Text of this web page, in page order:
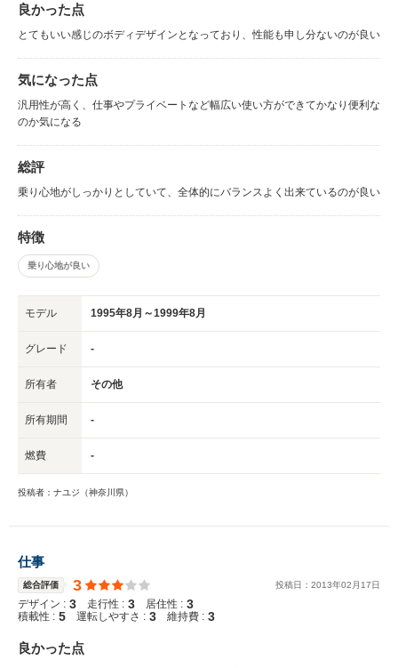
良かった点
とてもいい感じのボディデザインとなっており、性能も申し分ないのが良い
気になった点
汎用性が高く、仕事やプライベートなど幅広い使い方ができてかなり便利な
のか気になる
総評
乗り心地がしっかりとしていて、全体的にバランスよく出来ているのが良い
特徴
乗り心地が良い
モデル 1995年8月～1999年8月
グレード -
所有者 その他
所有期間 -
燃費 -
投稿者：ナユジ（神奈川県）
仕事
総合評価 3 投稿日： 2013年02 月 17日
デザイン : 3 走行性 : 3 居住性 : 3
積載性 : 5 運転しやすさ : 3 維持費 : 3
良かった点